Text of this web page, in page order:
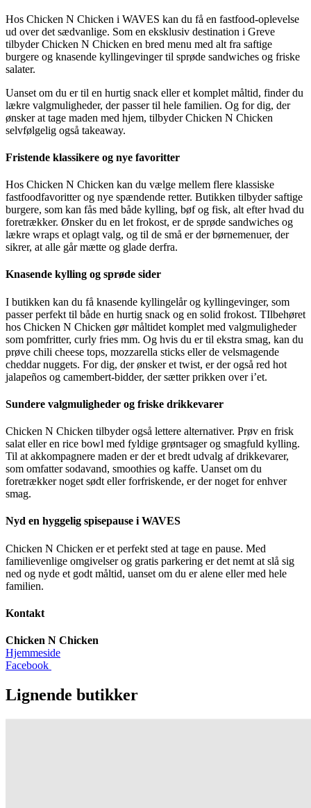
Hos Chicken N Chicken i WAVES kan du få en fastfood-oplevelse
ud over det sædvanlige. Som en eksklusiv destination i Greve
tilbyder Chicken N Chicken en bred menu med alt fra saftige
burgere og knasende kyllingevinger til sprøde sandwiches og friske
salater.
Uanset om du er til en hurtig snack eller et komplet måltid, finder du
lækre valgmuligheder, der passer til hele familien. Og for dig, der
ønsker at tage maden med hjem, tilbyder Chicken N Chicken
selvfølgelig også takeaway.
Fristende klassikere og nye favoritter
Hos Chicken N Chicken kan du vælge mellem flere klassiske
fastfoodfavoritter og nye spændende retter. Butikken tilbyder saftige
burgere, som kan fås med både kylling, bøf og fisk, alt efter hvad du
foretrækker. Ønsker du en let frokost, er de sprøde sandwiches og
lækre wraps et oplagt valg, og til de små er der børnemenuer, der
sikrer, at alle går mætte og glade derfra.
Knasende kylling og sprøde sider
I butikken kan du få knasende kyllingelår og kyllingevinger, som
passer perfekt til både en hurtig snack og en solid frokost. TIlbehøret
hos Chicken N Chicken gør måltidet komplet med valgmuligheder
som pomfritter, curly fries mm. Og hvis du er til ekstra smag, kan du
prøve chili cheese tops, mozzarella sticks eller de velsmagende
cheddar nuggets. For dig, der ønsker et twist, er der også red hot
jalapeños og camembert-bidder, der sætter prikken over i’et.
Sundere valgmuligheder og friske drikkevarer
Chicken N Chicken tilbyder også lettere alternativer. Prøv en frisk
salat eller en rice bowl med fyldige grøntsager og smagfuld kylling.
Til at akkompagnere maden er der et bredt udvalg af drikkevarer,
som omfatter sodavand, smoothies og kaffe. Uanset om du
foretrækker noget sødt eller forfriskende, er der noget for enhver
smag.
Nyd en hyggelig spisepause i WAVES
Chicken N Chicken er et perfekt sted at tage en pause. Med
familievenlige omgivelser og gratis parkering er det nemt at slå sig
ned og nyde et godt måltid, uanset om du er alene eller med hele
familien.
Kontakt
Chicken N Chicken
Hjemmeside
Facebook
Lignende butikker